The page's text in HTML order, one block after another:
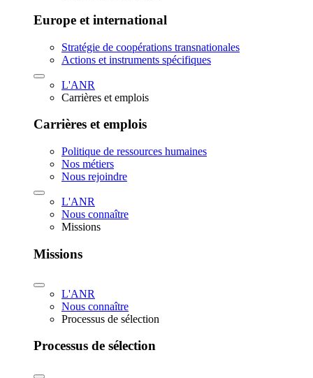
Europe et international
Stratégie de coopérations transnationales
Actions et instruments spécifiques
L'ANR
Carrières et emplois
Carrières et emplois
Politique de ressources humaines
Nos métiers
Nous rejoindre
L'ANR
Nous connaître
Missions
Missions
L'ANR
Nous connaître
Processus de sélection
Processus de sélection